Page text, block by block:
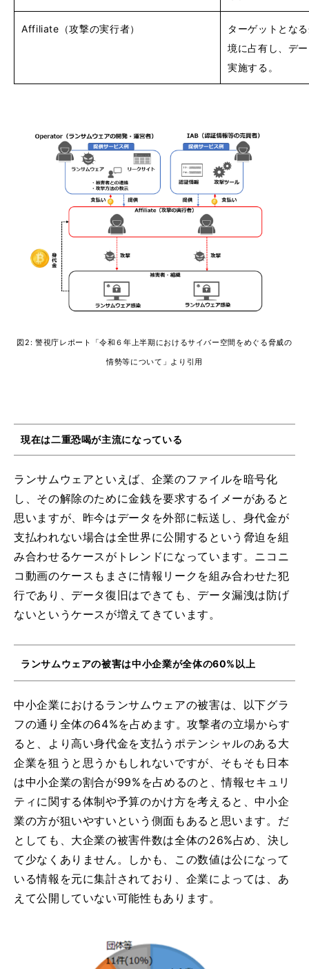
Affiliate（攻撃の実行者）
ターゲットとな
境に占有し、デ
実施する。
図2: 警視庁レポート「令和６年上半期におけるサイバー空間をめぐる脅威の
情勢等について」より引用
現在は二重恐喝が主流になっている
ランサムウェアといえば、企業のファイルを暗号化
し、その解除のために金銭を要求するイメーがあると
思いますが、昨今はデータを外部に転送し、身代金が
支払われない場合は全世界に公開するという脅迫を組
み合わせるケースがトレンドになっています。ニコニ
コ動画のケースもまさに情報リークを組み合わせた犯
行であり、データ復旧はできても、データ漏洩は防げ
ないというケースが増えてきています。
ランサムウェアの被害は中小企業が全体の60%以上
中小企業におけるランサムウェアの被害は、以下グラ
フの通り全体の64%を占めます。攻撃者の立場からす
ると、より高い身代金を支払うポテンシャルのある大
企業を狙うと思うかもしれないですが、そもそも日本
は中小企業の割合が99%を占めるのと、情報セキュリ
ティに関する体制や予算のかけ方を考えると、中小企
業の方が狙いやすいという側面もあると思います。だ
としても、大企業の被害件数は全体の26%占め、決し
て少なくありません。しかも、この数値は公になって
いる情報を元に集計されており、企業によっては、あ
えて公開していない可能性もあります。